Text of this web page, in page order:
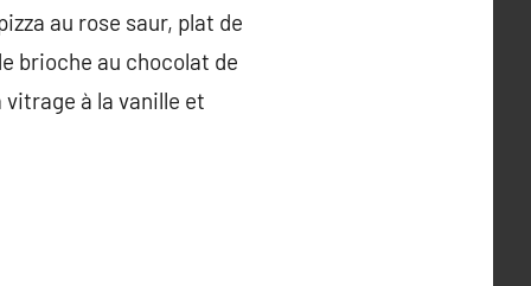
au rose saur, plat de
brioche au chocolat de
vitrage à la vanille et